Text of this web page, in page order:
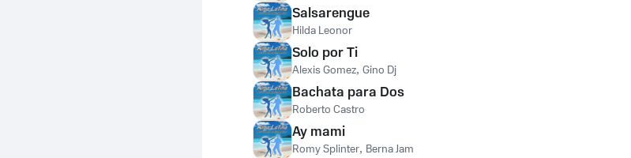
Salsarengue
Hilda Leonor
Solo por Ti
Alexis Gomez, Gino Dj
Bachata para Dos
Roberto Castro
Ay mami
Romy Splinter, Berna Jam